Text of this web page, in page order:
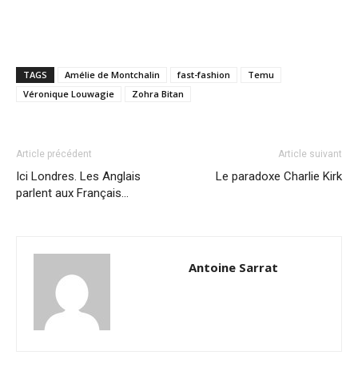
TAGS Amélie de Montchalin fast-fashion
Temu
Véronique Louwagie
Zohra Bitan
Article précédent
Ici Londres. Les Anglais
parlent aux Français…
Article suivant
Le paradoxe Charlie Kirk
Antoine Sarrat